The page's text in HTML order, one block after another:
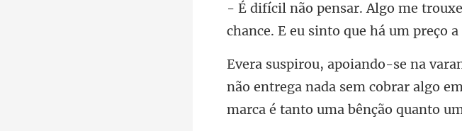
chance. E
não entrega nada sem cobrar algo